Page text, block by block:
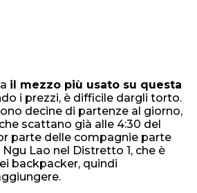
il mezzo più usato su questa
i prezzi, è difficile dargli torto.
decine di partenze al giorno,
scattano già alle 4:30 del
parte delle compagnie parte
Lao nel Distretto 1, che è
backpacker, quindi